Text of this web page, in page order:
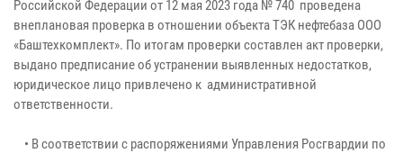
Российской Федерации от 12 мая 2023 года № 740 проведена
внеплановая проверка в отношении объекта ТЭК нефтебаза ООО
«Баштехкомплект». По итогам проверки составлен акт проверки,
выдано предписание об устранении выявленных недостатков,
юридическое лицо привлечено к административной
ответственности.
• В соответствии с распоряжениями Управления Росгвардии по